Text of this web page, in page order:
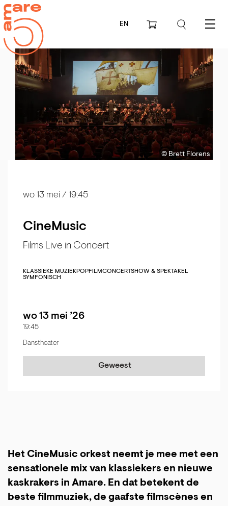
EN Menu
© Brett Florens
CineMusic
Films Live in Concert
wo 13 mei / 19:45
KLASSIEKE MUZIEKPOPFILMCONCERT SHOW & SPEKTAKEL
SYMFONISCH
wo 13 mei ’26
19:45
Danstheater
Geweest
Het CineMusic orkest neemt je mee met een
sensationele mix van klassiekers en nieuwe
kaskrakers in Amare. En dat betekent de
beste filmmuziek, de gaafste filmscènes en